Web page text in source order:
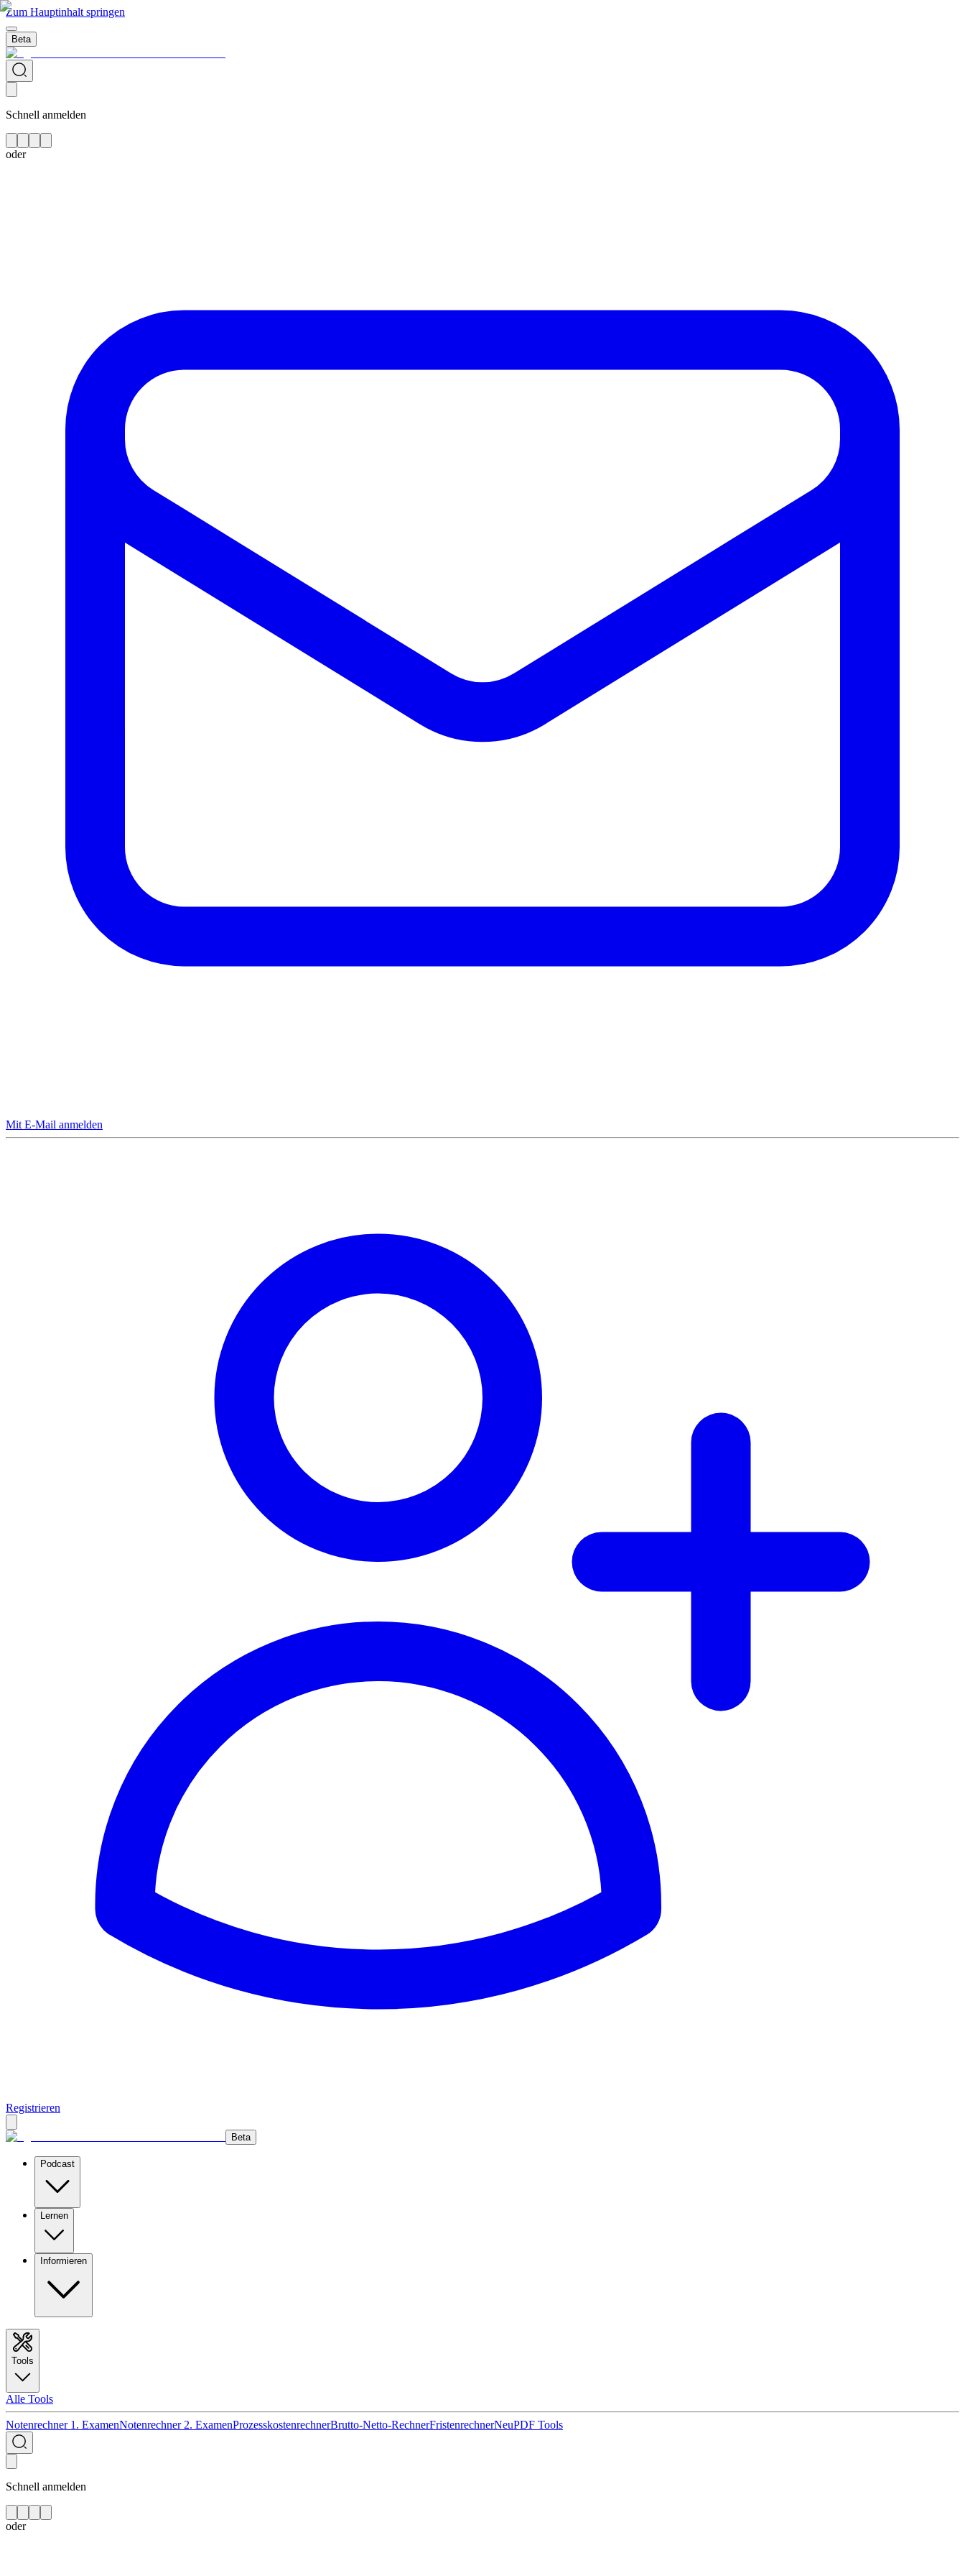
Zum Hauptinhalt springen
Beta
Schnell anmelden
oder
Mit E-Mail anmelden
Registrieren
Beta
Podcast
Lernen
Informieren
Tools
Alle Tools
Notenrechner 1. ExamenNotenrechner 2. ExamenProzesskostenrechnerBrutto-Netto-RechnerFristenrechnerNeuPDF Tools
Schnell anmelden
oder